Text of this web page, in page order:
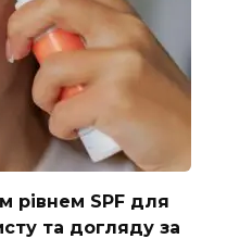
рівнем SPF для
та догляду за